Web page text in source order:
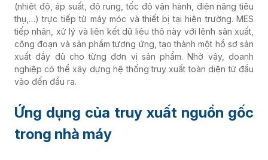
(nhiệt độ, áp suất, độ rung, tốc độ vận hành, điện năng tiêu
thụ,…) trực tiếp từ máy móc và thiết bị tại hiện trường. MES
tiếp nhận, xử lý và liên kết dữ liệu thô này với lệnh sản xuất,
công đoạn và sản phẩm tương ứng, tạo thành một hồ sơ sản
xuất đầy đủ cho từng đơn vị sản phẩm. Nhờ vậy, doanh
nghiệp có thể xây dựng hệ thống truy xuất toàn diện từ đầu
vào đến đầu ra.
Ứng dụng của truy xuất nguồn gốc
trong nhà máy